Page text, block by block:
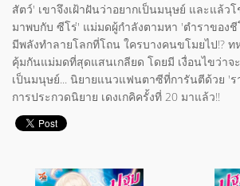
สัตว์' เขาจึงเฝ้าฝันว่าอยากเป็นมนุษย์ และแล้ว
มาพบกับ ซีโร่' แม่มดผู้กำลังตามหา 'ตำราของชี
มีพลังทำลายโลกที่โถน ใครบางคนขโมยไป!? ท
คุ้มกันแม่มดที่สุดแสนเกลียด โดยมี เงื่อนไขว่าจ
เป็นมนุษย์... นิยายแนวแฟนตาซีที่การันตีด้วย 'ร
การประกวดนิยาย เดงเกคิครั้งที่ 20 มาแล้ว!!